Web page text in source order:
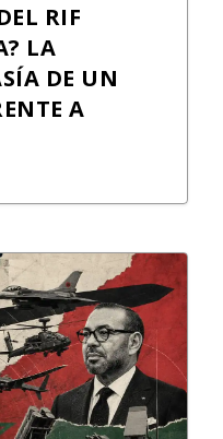
RIF
LA
DE UN
A